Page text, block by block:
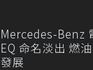
Mercedes-Benz
EQ 命名淡出 燃
發展